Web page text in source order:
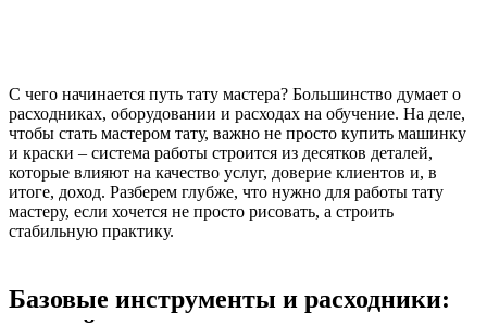
С чего начинается путь тату мастера? Большинство думает о
расходниках, оборудовании и расходах на обучение. На деле,
чтобы стать мастером тату, важно не просто купить машинку
и краски – система работы строится из десятков деталей,
которые влияют на качество услуг, доверие клиентов и, в
итоге, доход. Разберем глубже, что нужно для работы тату
мастеру, если хочется не просто рисовать, а строить
стабильную практику.
Базовые инструменты и расходники: